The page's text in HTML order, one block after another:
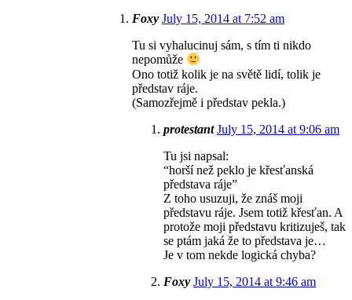
Foxy July 15, 2014 at 7:52 am
Tu si vyhalucinuj sám, s tím ti nikdo
nepomůže
Ono totiž kolik je na světě lidí, tolik je
představ ráje.
(Samozřejmě i představ pekla.)
protestant July 15, 2014 at 9:06 am
Tu jsi napsal:
“horší než peklo je křesťanská
představa ráje”
Z toho usuzuji, že znáš moji
představu ráje. Jsem totiž křesťan. A
protože moji představu kritizuješ, tak
se ptám jaká že to představa je…
Je v tom nekde logická chyba?
Foxy July 15, 2014 at 9:46 am